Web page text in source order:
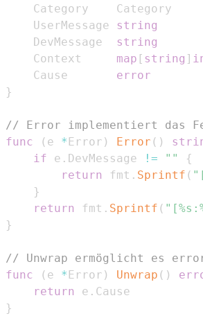
Category
	UserMessage
string
	DevMessage
string
	Context
map [ string ]
	Cause
error
}
// Error implementiert das
func
( e * Error ) Error ( )
if e . DevMessage != ""
{
return
fmt . Sprintf (
}
return
fmt . Sprintf (
}
// Unwrap ermöglicht es
func
( e * Error ) Unwrap ( )
return
e .
}